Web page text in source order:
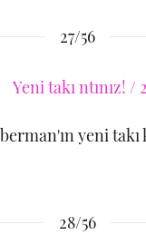
27/56
yeni
28/56